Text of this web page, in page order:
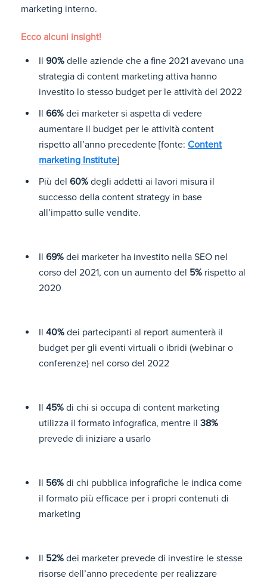
marketing interno.
Ecco alcuni insight!
Il 90% delle aziende che a fine 2021 avevano una
strategia di content marketing attiva hanno
investito lo stesso budget per le attività del 2022
Il 66% dei marketer si aspetta di vedere
aumentare il budget per le attività content
rispetto all’anno precedente [fonte: Content
marketing Institute]
Più del 60% degli addetti ai lavori misura il
successo della content strategy in base
all’impatto sulle vendite.
Il 69% dei marketer ha investito nella SEO nel
corso del 2021, con un aumento del 5% rispetto al
2020
Il 40% dei partecipanti al report aumenterà il
budget per gli eventi virtuali o ibridi (webinar o
conferenze) nel corso del 2022
Il 45% di chi si occupa di content marketing
utilizza il formato infografica, mentre il 38%
prevede di iniziare a usarlo
Il 56% di chi pubblica infografiche le indica come
il formato più efficace per i propri contenuti di
marketing
Il 52% dei marketer prevede di investire le stesse
risorse dell’anno precedente per realizzare